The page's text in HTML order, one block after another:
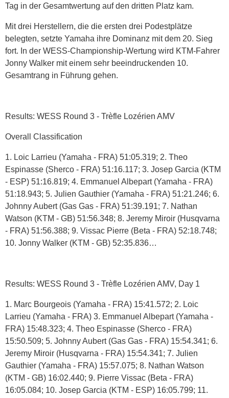
Tag in der Gesamtwertung auf den dritten Platz kam.
Mit drei Herstellern, die die ersten drei Podestplätze
belegten, setzte Yamaha ihre Dominanz mit dem 20. Sieg
fort. In der WESS-Championship-Wertung wird KTM-Fahrer
Jonny Walker mit einem sehr beeindruckenden 10.
Gesamtrang in Führung gehen.
Results: WESS Round 3 - Trèfle Lozérien AMV
Overall Classification
1. Loic Larrieu (Yamaha - FRA) 51:05.319; 2. Theo
Espinasse (Sherco - FRA) 51:16.117; 3. Josep Garcia (KTM
- ESP) 51:16.819; 4. Emmanuel Albepart (Yamaha - FRA)
51:18.943; 5. Julien Gauthier (Yamaha - FRA) 51:21.246; 6.
Johnny Aubert (Gas Gas - FRA) 51:39.191; 7. Nathan
Watson (KTM - GB) 51:56.348; 8. Jeremy Miroir (Husqvarna
- FRA) 51:56.388; 9. Vissac Pierre (Beta - FRA) 52:18.748;
10. Jonny Walker (KTM - GB) 52:35.836…
Results: WESS Round 3 - Trèfle Lozérien AMV, Day 1
1. Marc Bourgeois (Yamaha - FRA) 15:41.572; 2. Loic
Larrieu (Yamaha - FRA) 3. Emmanuel Albepart (Yamaha -
FRA) 15:48.323; 4. Theo Espinasse (Sherco - FRA)
15:50.509; 5. Johnny Aubert (Gas Gas - FRA) 15:54.341; 6.
Jeremy Miroir (Husqvarna - FRA) 15:54.341; 7. Julien
Gauthier (Yamaha - FRA) 15:57.075; 8. Nathan Watson
(KTM - GB) 16:02.440; 9. Pierre Vissac (Beta - FRA)
16:05.084; 10. Josep Garcia (KTM - ESP) 16:05.799; 11.